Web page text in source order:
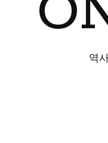
역